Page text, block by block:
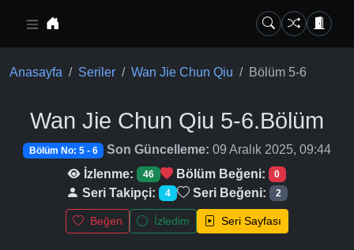
Anasayfa Seriler Wan Jie Chun Qiu Bölüm 5-6
Wan Jie Chun Qiu 5-6.Bölüm
Bölüm No: 5 - 6 Son Güncelleme: 09 Aralık 2025, 09:44
İzlenme:
46 Bölüm Beğeni: 0
Seri Takipçi: 4 Seri Beğeni: 2
Beğen İzledim Seri Sayfası